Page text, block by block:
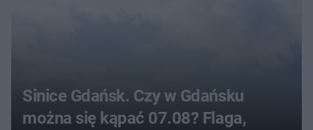
Sinice Gdańsk. Czy w Gdańsku
można się kąpać 07.08? Flaga,